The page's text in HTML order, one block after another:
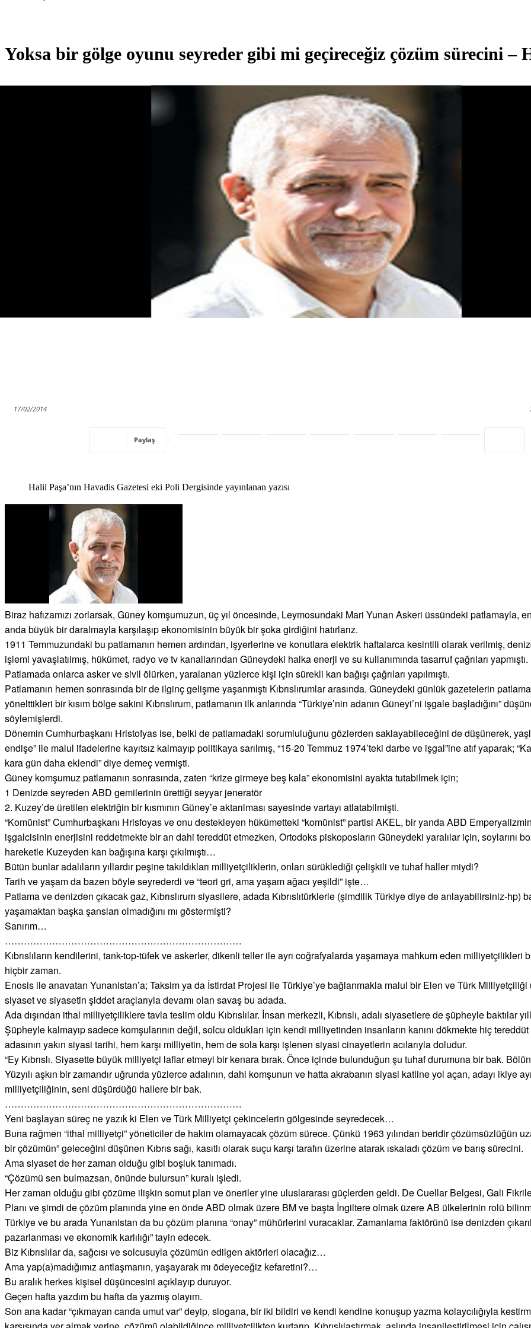
Yoksa bir gölge oyunu seyreder gibi mi geçireceğiz çözüm sürecini –
17/02/2014
Paylaş
Halil Paşa’nın Havadis Gazetesi eki Poli Dergisinde yayınlanan yazısı
Biraz hafızamızı zorlarsak, Güney komşumuzun, üç yıl öncesinde, Leymosundaki Mari Yunan Askeri üssündeki patlamayla,
anda büyük bir daralmayla karşılaşıp ekonomisinin büyük bir şoka girdiğini hatırlarız.
1911 Temmuzundaki bu patlamanın hemen ardından, işyerlerine ve konutlara elektrik haftalarca kesintili olarak verilmiş,
işlemi yavaşlatılmış, hükümet, radyo ve tv kanallarından Güneydeki halka enerji ve su kullanımında tasarruf çağrıları yapmıştı.
Patlamada onlarca asker ve sivil ölürken, yaralanan yüzlerce kişi için sürekli kan bağışı çağrıları yapılmıştı.
Patlamanın hemen sonrasında bir de ilginç gelişme yaşanmıştı Kıbrıslırumlar arasında. Güneydeki günlük gazetelerin
yönelttikleri bir kısım bölge sakini Kıbrıslırum, patlamanın ilk anlarında “Türkiye’nin adanın Güneyi’ni işgale başladığını”
söylemişlerdi.
Dönemin Cumhurbaşkanı Hristofyas ise, belki de patlamadaki sorumluluğunu gözlerden saklayabileceğini de düşünerek,
endişe” ile malul ifadelerine kayıtsız kalmayıp politikaya sarılmış, “15-20 Temmuz 1974’teki darbe ve işgal”ine atıf yaparak;
kara gün daha eklendi” diye demeç vermişti.
Güney komşumuz patlamanın sonrasında, zaten “krize girmeye beş kala” ekonomisini ayakta tutabilmek için;
1 Denizde seyreden ABD gemilerinin ürettiği seyyar jeneratör
2. Kuzey’de üretilen elektriğin bir kısmının Güney’e aktarılması sayesinde vartayı atlatabilmişti.
“Komünist” Cumhurbaşkanı Hrisfoyas ve onu destekleyen hükümetteki “komünist” partisi AKEL, bir yanda ABD
işgalcisinin enerjisini reddetmekte bir an dahi tereddüt etmezken, Ortodoks piskoposların Güneydeki yaralılar için, soylarını
hareketle Kuzeyden kan bağışına karşı çıkılmıştı…
Bütün bunlar adalıların yıllardır peşine takıldıkları milliyetçiliklerin, onları sürüklediği çelişkili ve tuhaf haller miydi?
Tarih ve yaşam da bazen böyle seyrederdi ve “teori gri, ama yaşam ağacı yeşildi” işte…
Patlama ve denizden çıkacak gaz, Kıbrıslırum siyasilere, adada Kıbrıslıtürklerle (şimdilik Türkiye diye de anlayabilirsiniz-hp)
yaşamaktan başka şansları olmadığını mı göstermişti?
Sanırım…
…………………………………………………………………
Kıbrıslıların kendilerini, tank-top-tüfek ve askerler, dikenli teller ile ayrı coğrafyalarda yaşamaya mahkum eden milliyetçilikleri
hiçbir zaman.
Enosis ile anavatan Yunanistan’a; Taksim ya da İstirdat Projesi ile Türkiye’ye bağlanmakla malul bir Elen ve Türk
siyaset ve siyasetin şiddet araçlarıyla devamı olan savaş bu adada.
Ada dışından ithal milliyetçiliklere tavla teslim oldu Kıbrıslılar. İnsan merkezli, Kıbrıslı, adalı siyasetlere de şüpheyle baktılar
Şüpheyle kalmayıp sadece komşularının değil, solcu oldukları için kendi milliyetinden insanların kanını dökmekte hiç tereddüt
adasının yakın siyasi tarihi, hem karşı milliyetin, hem de sola karşı işlenen siyasi cinayetlerin acılarıyla doludur.
“Ey Kıbrıslı. Siyasette büyük milliyetçi laflar etmeyi bir kenara bırak. Önce içinde bulunduğun şu tuhaf durumuna bir bak.
Yüzyılı aşkın bir zamandır uğrunda yüzlerce adalının, dahi komşunun ve hatta akrabanın siyasi katline yol açan, adayı ikiye
milliyetçiliğinin, seni düşürdüğü hallere bir bak.
…………………………………………………………………
Yeni başlayan süreç ne yazık ki Elen ve Türk Milliyetçi çekincelerin gölgesinde seyredecek…
Buna rağmen “ithal milliyetçi” yöneticiler de hakim olamayacak çözüm sürece. Çünkü 1963 yılından beridir çözümsüzlüğün
bir çözümün” geleceğini düşünen Kıbrıs sağı, kasıtlı olarak suçu karşı tarafın üzerine atarak ıskaladı çözüm ve barış sürecini.
Ama siyaset de her zaman olduğu gibi boşluk tanımadı.
“Çözümü sen bulmazsan, önünde bulursun” kuralı işledi.
Her zaman olduğu gibi çözüme ilişkin somut plan ve öneriler yine uluslararası güçlerden geldi. De Cuellar Belgesi, Gali
Planı ve şimdi de çözüm planında yine en önde ABD olmak üzere BM ve başta İngiltere olmak üzere AB ülkelerinin rolü
Türkiye ve bu arada Yunanistan da bu çözüm planına “onay” mühürlerini vuracaklar. Zamanlama faktörünü ise denizden
pazarlanması ve ekonomik karlılığı” tayin edecek.
Biz Kıbrıslılar da, sağcısı ve solcusuyla çözümün edilgen aktörleri olacağız…
Ama yap(a)madığımız antlaşmanın, yaşayarak mı ödeyeceğiz kefaretini?…
Bu aralık herkes kişisel düşüncesini açıklayıp duruyor.
Geçen hafta yazdım bu hafta da yazmış olayım.
Son ana kadar “çıkmayan canda umut var” deyip, slogana, bir iki bildiri ve kendi kendine konuşup yazma kolaycılığıyla